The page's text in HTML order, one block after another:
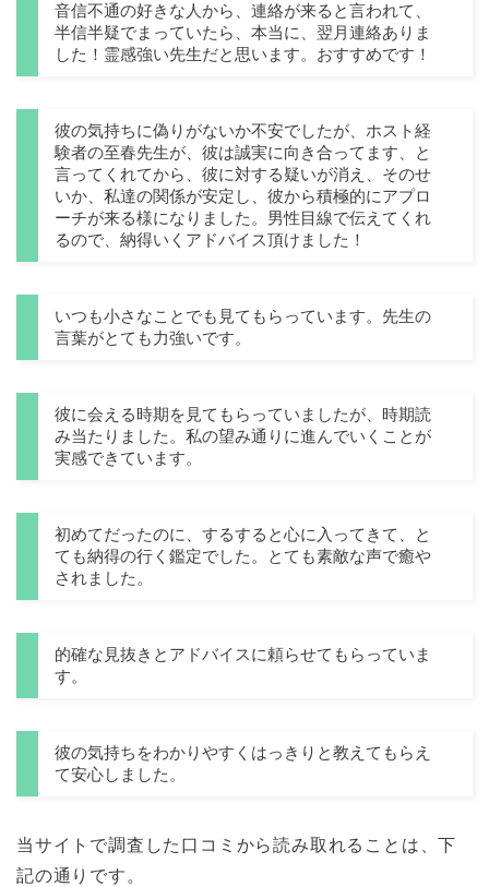
音信不通の好きな人から、連絡が来ると言われて、
半信半疑でまっていたら、本当に、翌月連絡ありま
した！霊感強い先生だと思います。おすすめです！
彼の気持ちに偽りがないか不安でしたが、ホスト経
験者の至春先生が、彼は誠実に向き合ってます、と
言ってくれてから、彼に対する疑いが消え、そのせ
いか、私達の関係が安定し、彼から積極的にアプロ
ーチが来る様になりました。男性目線で伝えてくれ
るので、納得いくアドバイス頂けました！
いつも小さなことでも見てもらっています。先生の
言葉がとても力強いです。
彼に会える時期を見てもらっていましたが、時期読
み当たりました。私の望み通りに進んでいくことが
実感できています。
初めてだったのに、するすると心に入ってきて、と
ても納得の行く鑑定でした。とても素敵な声で癒や
されました。
的確な見抜きとアドバイスに頼らせてもらっていま
す。
彼の気持ちをわかりやすくはっきりと教えてもらえ
て安心しました。
当サイトで調査した口コミから読み取れることは、下
記の通りです。